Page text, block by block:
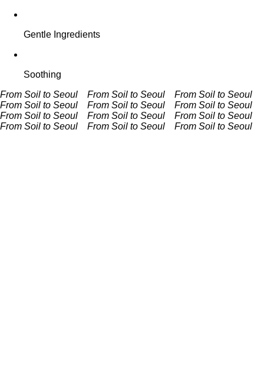
Gentle Ingredients
Soothing
From Soil to Seoul From Soil to Seoul From Soil to Seoul
From Soil to Seoul From Soil to Seoul From Soil to Seoul
From Soil to Seoul From Soil to Seoul From Soil to Seoul
From Soil to Seoul From Soil to Seoul From Soil to Seoul